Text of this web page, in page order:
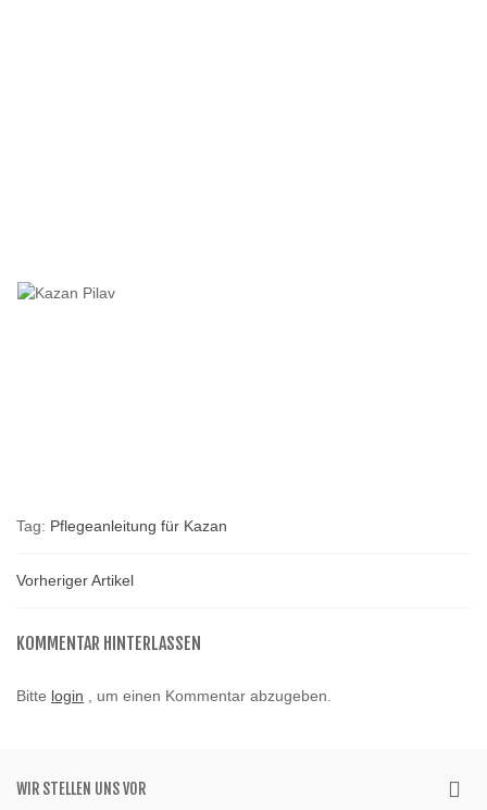
Tag: Pflegeanleitung für Kazan
Vorheriger Artikel
KOMMENTAR HINTERLASSEN
Bitte login , um einen Kommentar abzugeben.
WIR STELLEN UNS VOR